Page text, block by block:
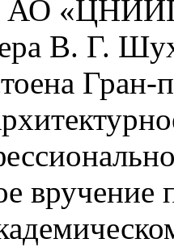
В. Г.
вручение